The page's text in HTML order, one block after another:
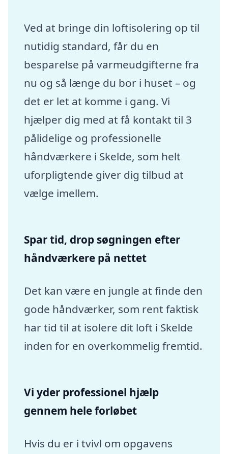
Ved at bringe din loftisolering op til
nutidig standard, får du en
besparelse på varmeudgifterne fra
nu og så længe du bor i huset – og
det er let at komme i gang. Vi
hjælper dig med at få kontakt til 3
pålidelige og professionelle
håndværkere i Skelde, som helt
uforpligtende giver dig tilbud at
vælge imellem.
Spar tid, drop søgningen efter
håndværkere på nettet
Det kan være en jungle at finde den
gode håndværker, som rent faktisk
har tid til at isolere dit loft i Skelde
inden for en overkommelig fremtid.
Vi yder professionel hjælp
gennem hele forløbet
Hvis du er i tvivl om opgavens